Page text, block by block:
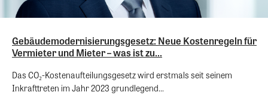
Gebäudemodernisierungsgesetz: Neue Kostenregeln für
Vermieter und Mieter – was ist zu...
Das CO₂-Kostenaufteilungsgesetz wird erstmals seit seinem
Inkrafttreten im Jahr 2023 grundlegend...